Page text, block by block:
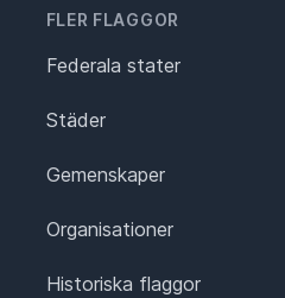
FLER FLAGGOR
Federala stater
Städer
Gemenskaper
Organisationer
Historiska flaggor